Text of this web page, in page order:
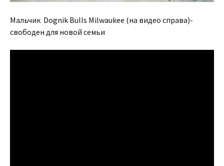
Мальчик Dognik Bulls Milwaukee (на видео справа)-
свободен для новой семьи